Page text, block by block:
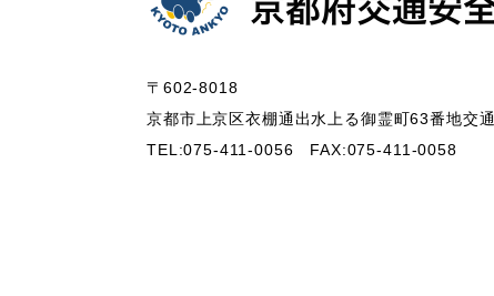
〒602-8018
京都市上京区衣棚通出水上る御霊町63番地交
TEL:075-411-0056 FAX:075-411-0058